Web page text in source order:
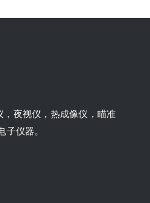
夜视仪，热成像仪，瞄准
子仪器。